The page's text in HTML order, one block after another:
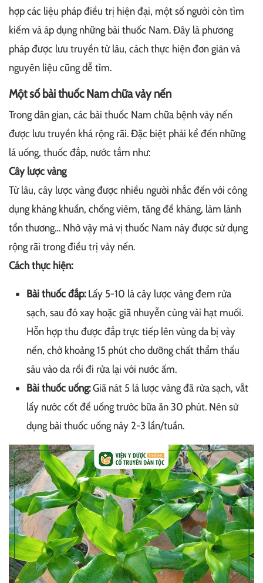
hợp các liệu pháp điều trị hiện đại, một số người còn tìm
kiếm và áp dụng những bài thuốc Nam. Đây là phương
pháp được lưu truyền từ lâu, cách thực hiện đơn giản và
nguyên liệu cũng dễ tìm.
Một số bài thuốc Nam chữa vảy nến
Trong dân gian, các bài thuốc Nam chữa bệnh vảy nến
được lưu truyền khá rộng rãi. Đặc biệt phải kể đến những
lá uống, thuốc đắp, nước tắm như:
Cây lược vàng
Từ lâu, cây lược vàng được nhiều người nhắc đến với công
dụng kháng khuẩn, chống viêm, tăng đề kháng, làm lành
tổn thương… Nhờ vậy mà vị thuốc Nam này được sử dụng
rộng rãi trong điều trị vảy nến.
Cách thực hiện:
Bài thuốc đắp:Lấy 5-10 lá cây lược vàng đem rửa
sạch, sau đó xay hoặc giã nhuyễn cùng vài hạt muối.
Hỗn hợp thu được đắp trực tiếp lên vùng da bị vảy
nến, chờ khoảng 15 phút cho dưỡng chất thẩm thấu
sâu vào da rồi đi rửa lại với nước ấm.
Bài thuốc uống:Giã nát 5 lá lược vàng đã rửa sạch, vắt
lấy nước cốt để uống trước bữa ăn 30 phút. Nên sử
dụng bài thuốc uống này 2-3 lần/tuần.